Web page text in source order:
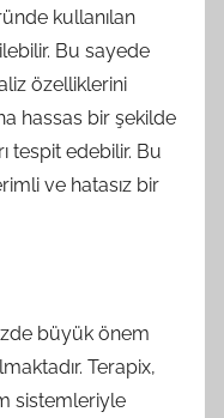
kullanılan
Bu sayede
özelliklerini
hassas bir şekilde
tespit edebilir. Bu
ve hatasız bir
büyük önem
Terapix,
sistemleriyle